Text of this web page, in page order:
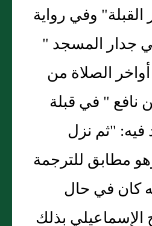
وفي رواية
جدار المسجد "
الصلاة من
" في قبلة
"ثم نزل
مطابق للترجمة
كان في حال
بذلك